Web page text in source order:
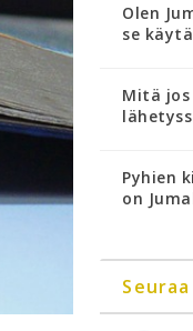
Olen
se
Mitä
Pyhien
on